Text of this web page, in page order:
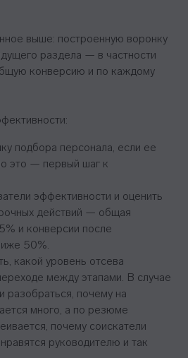
выше: построенную воронку
раздела — в частности
конверсию и по каждому
подбора персонала, если ее
это — первый шаг к
эффективности и оценить
действий — общая
и конверсии после
50%.
какой уровень отсева
между этапами. В случае
разобраться, почему на
много, а по резюме
почему соискатели
руководителю и так